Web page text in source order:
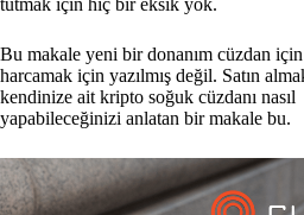
tutmak için hiç bir eksik yok.
Bu makale yeni bir donanım cüzdan
harcamak için yazılmış değil. Satın
kendinize ait kripto soğuk cüzdanı nasıl
yapabileceğinizi anlatan bir makale bu.